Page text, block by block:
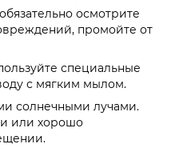
осмотрите
промойте от
специальные
с мягким мылом.
солнечными лучами.
или хорошо